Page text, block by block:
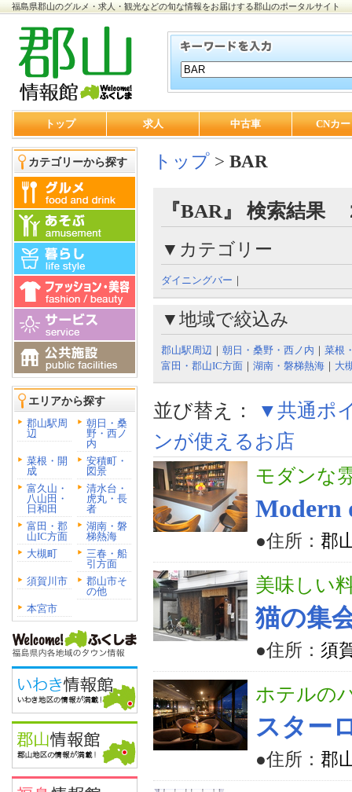
福島県郡山のグルメ・求人・観光などの旬な情報をお届けする郡山のポータルサイト
トップ 求人 中古車 CNカ
カテゴリーから探す
エリアから探す
郡山駅周
辺
朝日・桑
野・西ノ
内
菜根・開
成
安積町・
図景
富久山・
八山田・
日和田
清水台・
虎丸・長
者
富田・郡
山IC方面
湖南・磐
梯熱海
大槻町
三春・船
引方面
須賀川市
郡山市そ
の他
本宮市
トップ > BAR
『BAR』 検索結果
▼カテゴリー
ダイニングバー ｜
▼地域で絞込み
郡山駅周辺 ｜ 朝日・桑野・西ノ内 ｜ 菜根
富田・郡山IC方面 ｜ 湖南・磐梯熱海 ｜ 大
並び替え：
▼共通ポ
ンが使えるお店
モダンな
●住所： 郡
美味しい
猫の集
●住所： 須
ホテルの
スター
●住所： 郡